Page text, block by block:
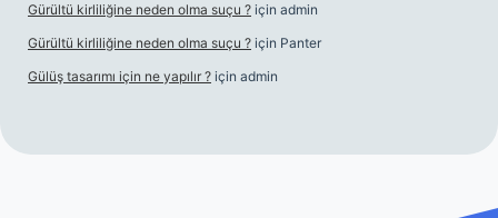
Gürültü kirliliğine neden olma suçu ? için admin
Gürültü kirliliğine neden olma suçu ? için Panter
Gülüş tasarımı için ne yapılır ? için admin